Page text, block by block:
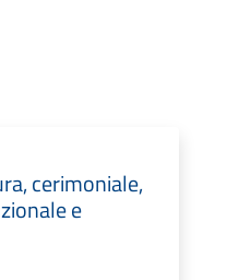
cerimoniale,
e